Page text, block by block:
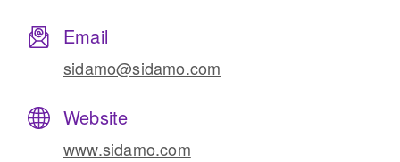
Email
sidamo@sidamo.com
Website
www.sidamo.com